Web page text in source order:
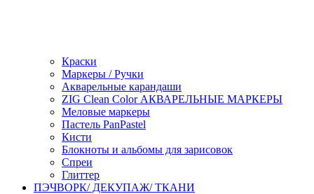
Краски
Маркеры / Ручки
Акварельные карандаши
ZIG Clean Color АКВАРЕЛЬНЫЕ МАРКЕРЫ
Меловые маркеры
Пастель PanPastel
Кисти
Блокноты и альбомы для зарисовок
Спреи
Глиттер
ПЭЧВОРК/ ДЕКУПАЖ/ ТКАНИ